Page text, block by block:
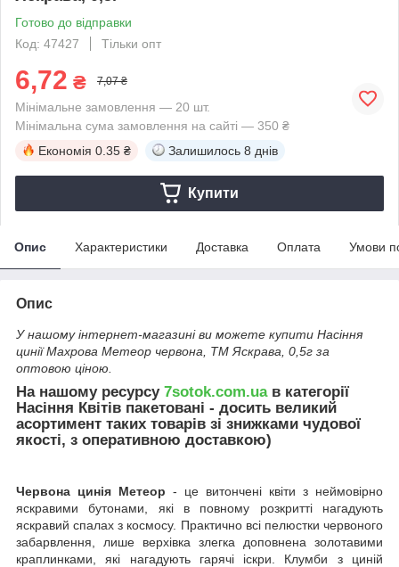
Готово до відправки
Код: 47427
Тільки опт
6,72 ₴ 7,07 ₴
Мінімальне замовлення — 20 шт.
Мінімальна сума замовлення на сайті — 350 ₴
Економія 0.35 ₴ Залишилось 8 днів
Купити
Опис Характеристики Доставка Оплата Умови
Опис
У нашому інтернет-магазині ви можете купити Насіння
цинії Махрова Метеор червона, ТМ Яскрава, 0,5г за
оптовою ціною.
На нашому ресурсу 7sotok.com.uaв категорії
Насіння Квітів пакетовані - досить великий
асортимент таких товарів зі знижками чудової
якості, з оперативною доставкою)
Червона цинія Метеор - це витончені квіти з неймовірно
яскравими бутонами, які в повному розкритті нагадують
яскравий спалах з космосу. Практично всі пелюстки червоного
забарвлення, лише верхівка злегка доповнена золотавими
краплинками, які нагадують гарячі іскри. Клумби з циній